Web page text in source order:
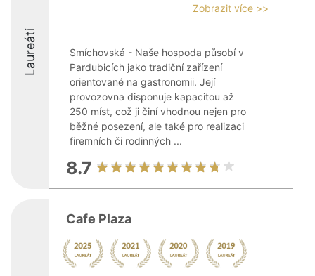
Laureáti
Zobrazit více >>
Smíchovská - Naše hospoda působí v
Pardubicích jako tradiční zařízení
orientované na gastronomii. Její
provozovna disponuje kapacitou až
250 míst, což ji činí vhodnou nejen pro
běžné posezení, ale také pro realizaci
firemních či rodinných ...
8.7
Cafe Plaza